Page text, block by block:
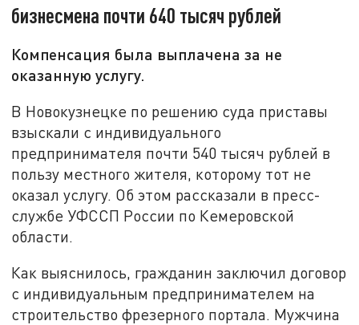
бизнесмена почти 640 тысяч рублей
Компенсация была выплачена за не
оказанную услугу.
В Новокузнецке по решению суда приставы
взыскали с индивидуального
предпринимателя почти 540 тысяч рублей в
пользу местного жителя, которому тот не
оказал услугу. Об этом рассказали в пресс-
службе УФССП России по Кемеровской
области.
Как выяснилось, гражданин заключил договор
с индивидуальным предпринимателем на
строительство фрезерного портала. Мужчина